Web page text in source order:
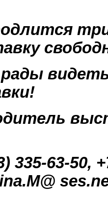
335-63-50,
@